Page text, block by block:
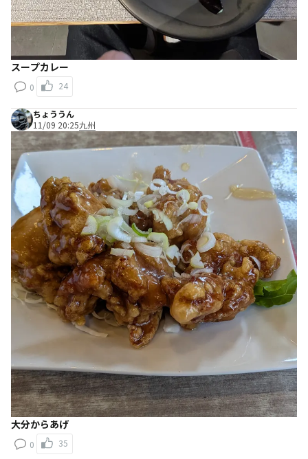
スープカレー
0 24
ちょううん
11/09 20:25九州
大分からあげ
0 35